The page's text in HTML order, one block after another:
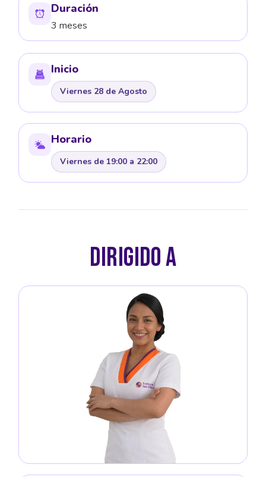
Duración
3 meses
Inicio
Viernes 28 de Agosto
Horario
Viernes de 19:00 a 22:00
DIRIGIDO A